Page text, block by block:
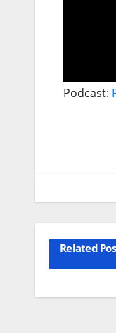
Podcast:
Related